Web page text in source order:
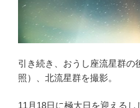
の
引き続き、おうし座流星群の
照）、北流星群を撮影。
11月18日に極大日を迎える